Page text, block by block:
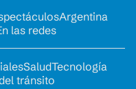
Argentina
las redes
SaludTecnología
tránsito